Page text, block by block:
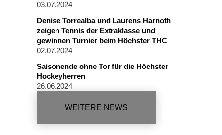
03.07.2024
Denise Torrealba und Laurens Harnoth
zeigen Tennis der Extraklasse und
gewinnen Turnier beim Höchster THC
02.07.2024
Saisonende ohne Tor für die Höchster
Hockeyherren
26.06.2024
WEITERE NEWS